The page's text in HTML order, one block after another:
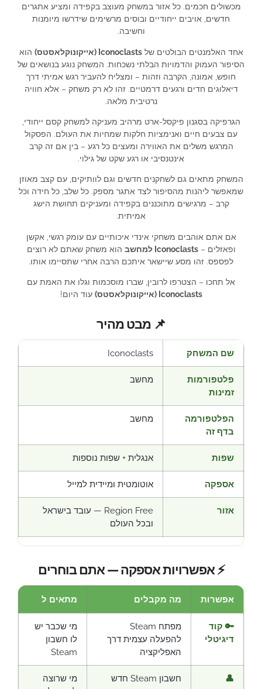
מכשולים חכמים. כל אזור במשחק מעוצב בקפידה ומציע אתגרים
חדשים, אויבים ייחודיים ובוסים מרשימים שידרשו מיומנות
וחשיבה.
אחד האלמנטים הבולטים שלIconoclasts (אייקונוקלאסטס)
הוא
הסיפור העמוק והדמויות הבלתי נשכחות. המשחק נוגע בנושאים של
חופש, אמונה, הקרבה וזהות – ומצליח להעביר רגש אמיתי דרך
דיאלוגים חדים ורגעים דרמטיים. זהו לא רק משחק – אלא חוויה
נרטיבית מלאה.
הגרפיקה בסגנון פיקסל-ארט מרהיב מעניקה למשחק קסם ייחודי,
עם צבעים חיים ואנימציות חלקות שמחיות את העולם. הפסקול
המרגש משלים את האווירה ומעצים כל רגע – בין אם זה קרב
אינטנסיבי או רגע שקט של גילוי.
המשחק מתאים גם לשחקנים חדשים וגם לוותיקים, עם קצב מאוזן
שמאפשר ליהנות מהסיפור לצד אתגר מספק. כל שלב, כל חידה וכל
קרב – מרגישים מתוכננים בקפידה ומעניקים תחושת הישג
אמיתית.
אם אתם אוהבים משחקי אינדי איכותיים עם עומק רגשי, אקשן
ופאזלים –Iconoclasts למחשב
הוא משחק שאתם לא רוצים
לפספס. זהו מסע שיישאר איתכם הרבה אחרי שתסיימו אותו.
אל תחכו – הצטרפו לרובין, שברו מוסכמות וגלו את האמת עם
Iconoclasts (אייקונוקלאסטס)
עוד היום!
📌 מבט מהיר
שם המשחק Iconoclasts
פלטפורמות
זמינות
מחשב
הפלטפורמה
בדף זה
מחשב
שפות אנגלית + שפות נוספות
אספקה אוטומטית ומיידית למייל
אזור
Region Free — עובד בישראל
ובכל העולם
⚡ אפשרויות אספקה — אתם בוחרים
אפשרות מה מקבלים מתאים ל
🔑 קוד
דיגיטלי
מפתח Steam
להפעלה עצמית דרך
האפליקציה
מי שכבר יש
לו חשבון
Steam
👤
חשבון Steam חדש
מי שרוצה